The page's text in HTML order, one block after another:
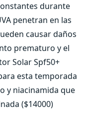
durante
penetran en las
causar daños
prematuro y el
Solar Spf50+
esta temporada
y niacinamida que
($14000)